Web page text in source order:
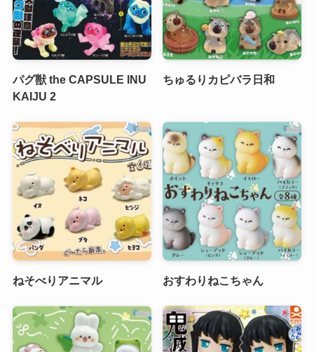
パグ獣 the CAPSULE INU
KAIJU 2
ちゅるりカピバラ日和
ねそべりアニマル おすわりねこちゃん